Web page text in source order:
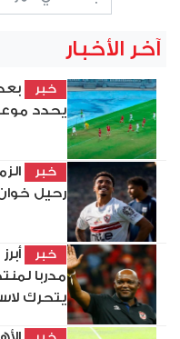
آخر الأخبار
خبر
يحدد
خبر
رحيل خوان
خبر
مدربا
يتحرك